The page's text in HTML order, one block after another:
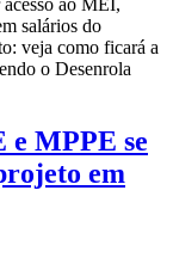
ao MEI,
salários do
veja como ficará a
o Desenrola
e MPPE se
em